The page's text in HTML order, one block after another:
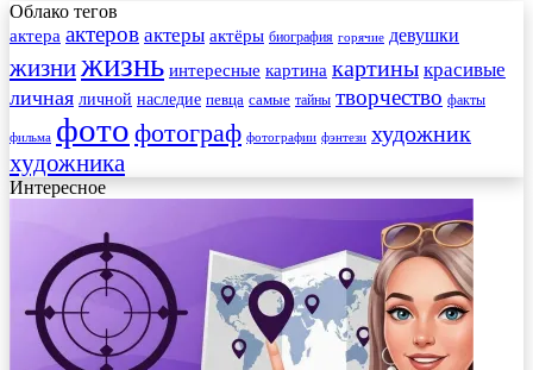
Облако тегов
актера актеров актеры актёры биография горячие девушки
жизнижизнь интересные картина картины красивые
личная личной наследие певца самые тайны творчество факты
фильма фото фотограф фотографии фэнтези художник
художника
Интересное